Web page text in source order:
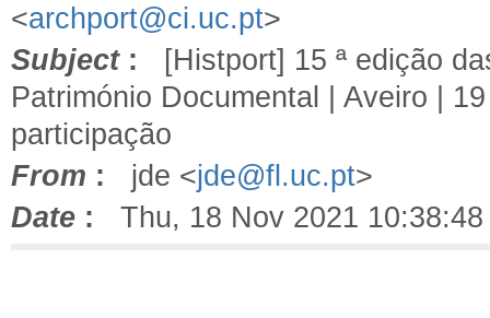
<archport@ci.uc.pt>
Subject: [Histport] 15 ª edição
Património Documental | Aveiro |
participação
From : jde <jde@fl.uc.pt>
Date : Thu, 18 Nov 2021 10:38:48